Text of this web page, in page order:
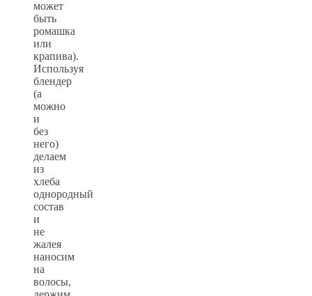
может
быть
ромашка
или
крапива).
Используя
блендер
(а
можно
и
без
него)
делаем
из
хлеба
однородный
состав
и
не
жалея
наносим
на
волосы,